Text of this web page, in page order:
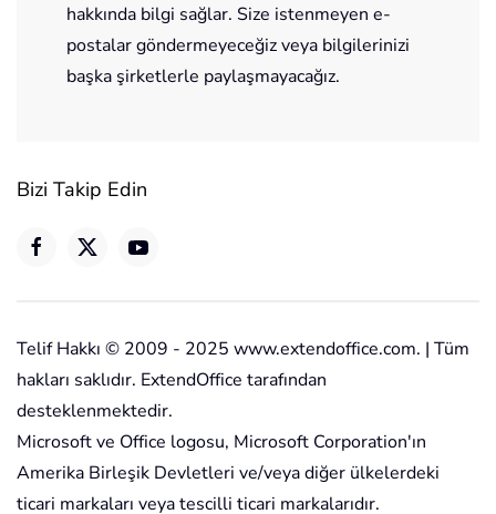
hakkında bilgi sağlar. Size istenmeyen e-
postalar göndermeyeceğiz veya bilgilerinizi
başka şirketlerle paylaşmayacağız.
Bizi Takip Edin
Telif Hakkı © 2009 - 2025 www.extendoffice.com. | Tüm
hakları saklıdır. ExtendOffice tarafından
desteklenmektedir.
Microsoft ve Office logosu, Microsoft Corporation'ın
Amerika Birleşik Devletleri ve/veya diğer ülkelerdeki
ticari markaları veya tescilli ticari markalarıdır.